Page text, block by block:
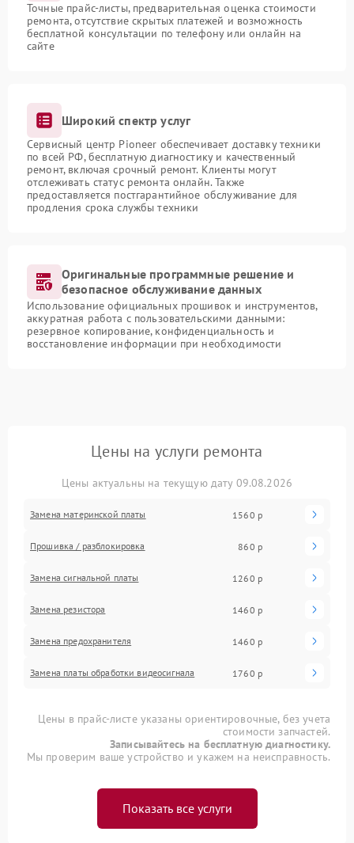
Точные прайс-листы, предварительная оценка стоимости
ремонта, отсутствие скрытых платежей и возможность
бесплатной консультации по телефону или онлайн на
сайте
Широкий спектр услуг
Сервисный центр Pioneer обеспечивает доставку техники
по всей РФ, бесплатную диагностику и качественный
ремонт, включая срочный ремонт. Клиенты могут
отслеживать статус ремонта онлайн. Также
предоставляется постгарантийное обслуживание для
продления срока службы техники
Оригинальные программные решение и
безопасное обслуживание данных
Использование официальных прошивок и инструментов,
аккуратная работа с пользовательскими данными:
резервное копирование, конфиденциальность и
восстановление информации при необходимости
Цены на услуги ремонта
Цены актуальны на текущую дату 09.08.2026
Замена материнской платы 1560 р
Прошивка / разблокировка 860 р
Замена сигнальной платы 1260 р
Замена резистора 1460 р
Замена предохранителя 1460 р
Замена платы обработки видеосигнала 1760 р
Цены в прайс-листе указаны ориентировочные, без учета
стоимости запчастей.
Записывайтесь на бесплатную диагностику.
Мы проверим ваше устройство и укажем на неисправность.
Показать все услуги